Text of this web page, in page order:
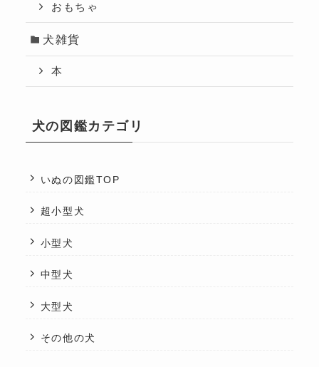
おもちゃ
犬雑貨
本
犬の図鑑カテゴリ
いぬの図鑑TOP
超小型犬
小型犬
中型犬
大型犬
その他の犬